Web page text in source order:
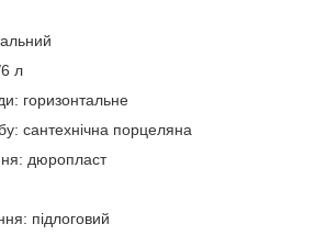
л
горизонтальне
сантехнічна порцеляна
дюропласт
підлоговий